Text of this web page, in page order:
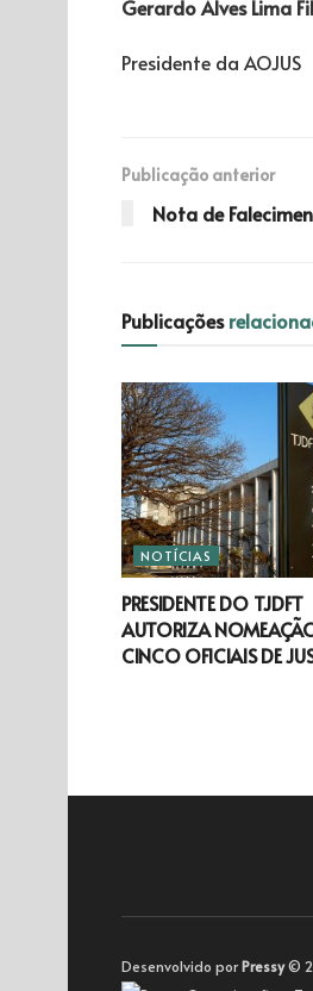
Gerardo Alves Lima
Presidente da AOJUS
Publicação anterior
Nota de
Publicações
NOTÍCIAS
PRESIDENTE DO TJDFT
AUTORIZA
CINCO OFICIAIS DE
Desenvolvido porPressy©